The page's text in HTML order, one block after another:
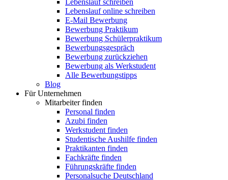
Lebenslauf schreiben
Lebenslauf online schreiben
E-Mail Bewerbung
Bewerbung Praktikum
Bewerbung Schülerpraktikum
Bewerbungsgespräch
Bewerbung zurückziehen
Bewerbung als Werkstudent
Alle Bewerbungstipps
Blog
Für Unternehmen
Mitarbeiter finden
Personal finden
Azubi finden
Werkstudent finden
Studentische Aushilfe finden
Praktikanten finden
Fachkräfte finden
Führungskräfte finden
Personalsuche Deutschland